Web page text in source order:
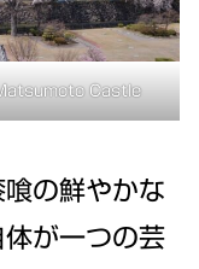
Castle
の鮮やかな
が一つの芸